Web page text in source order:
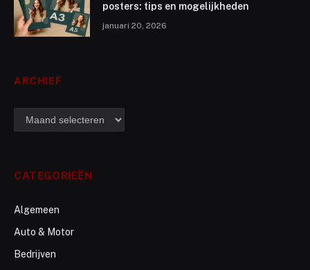
posters: tips en mogelijkheden
januari 20, 2026
ARCHIEF
archief
CATEGORIEËN
Algemeen
Auto & Motor
Bedrijven